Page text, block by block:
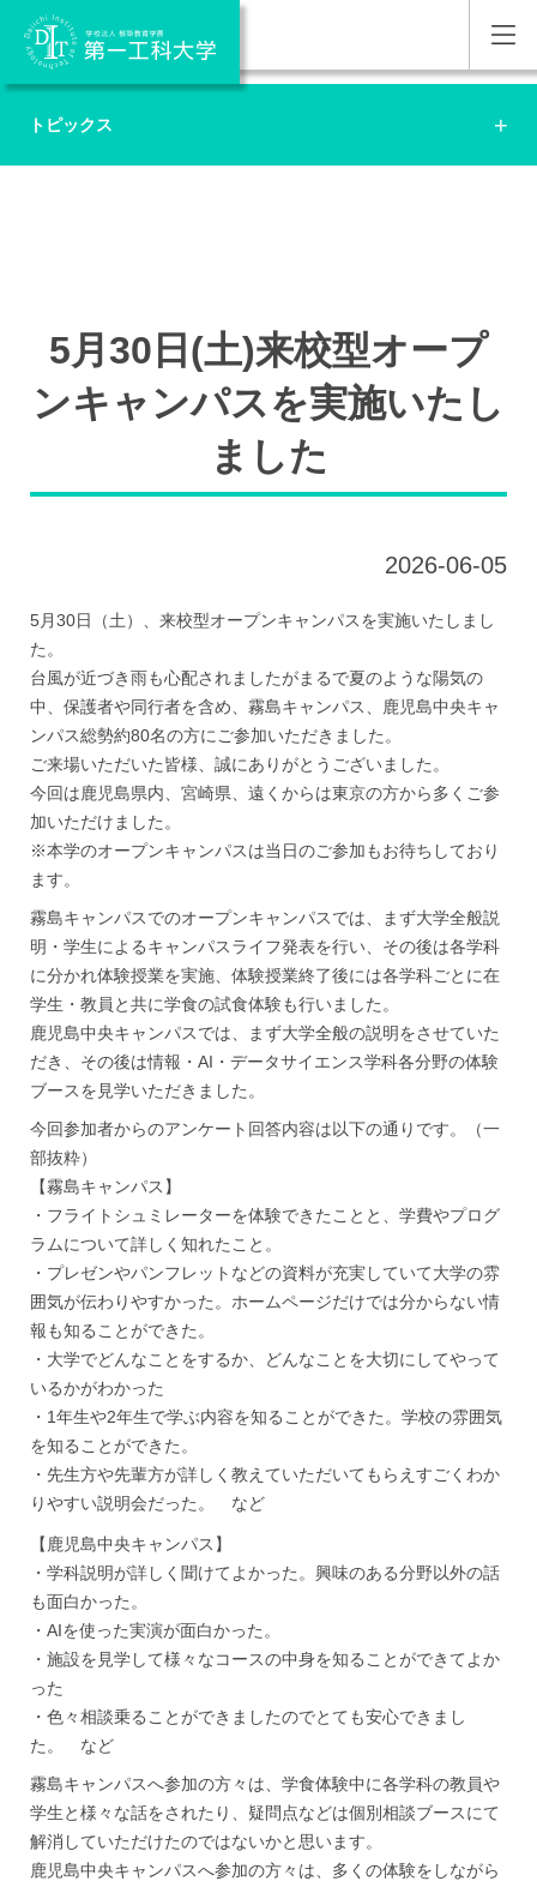
トピックス
5月30日(土)来校型オープ
ンキャンパスを実施いたし
ました
2026-06-05
5月30日（土）、来校型オープンキャンパスを実施いたしまし
た。
台風が近づき雨も心配されましたがまるで夏のような陽気の
中、保護者や同行者を含め、霧島キャンパス、鹿児島中央キャ
ンパス総勢約80名の方にご参加いただきました。
ご来場いただいた皆様、誠にありがとうございました。
今回は鹿児島県内、宮崎県、遠くからは東京の方から多くご参
加いただけました。
※本学のオープンキャンパスは当日のご参加もお待ちしており
ます。
霧島キャンパスでのオープンキャンパスでは、まず大学全般説
明・学生によるキャンパスライフ発表を行い、その後は各学科
に分かれ体験授業を実施、体験授業終了後には各学科ごとに在
学生・教員と共に学食の試食体験も行いました。
鹿児島中央キャンパスでは、まず大学全般の説明をさせていた
だき、その後は情報・AI・データサイエンス学科各分野の体験
ブースを見学いただきました。
今回参加者からのアンケート回答内容は以下の通りです。（一
部抜粋）
【霧島キャンパス】
・フライトシュミレーターを体験できたことと、学費やプログ
ラムについて詳しく知れたこと。
・プレゼンやパンフレットなどの資料が充実していて大学の雰
囲気が伝わりやすかった。ホームページだけでは分からない情
報も知ることができた。
・大学でどんなことをするか、どんなことを大切にしてやって
いるかがわかった
・1年生や2年生で学ぶ内容を知ることができた。学校の雰囲気
を知ることができた。
・先生方や先輩方が詳しく教えていただいてもらえすごくわか
りやすい説明会だった。 など
【鹿児島中央キャンパス】
・学科説明が詳しく聞けてよかった。興味のある分野以外の話
も面白かった。
・AIを使った実演が面白かった。
・施設を見学して様々なコースの中身を知ることができてよか
った
・色々相談乗ることができましたのでとても安心できまし
た。 など
霧島キャンパスへ参加の方々は、学食体験中に各学科の教員や
学生と様々な話をされたり、疑問点などは個別相談ブースにて
解消していただけたのではないかと思います。
鹿児島中央キャンパスへ参加の方々は、多くの体験をしながら